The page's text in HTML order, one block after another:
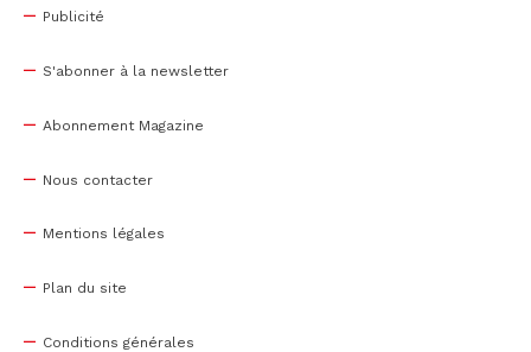
Publicité
S'abonner à la newsletter
Abonnement Magazine
Nous contacter
Mentions légales
Plan du site
Conditions générales